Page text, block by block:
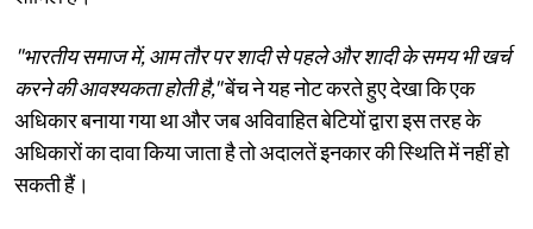
"भारतीय समाज में, आम तौर पर शादी से पहले और शादी के समय भी खर्च
करने की आवश्यकता होती है,"बेंच ने यह नोट करते हुए देखा कि एक
अधिकार बनाया गया था और जब अविवाहित बेटियों द्वारा इस तरह के
अधिकारों का दावा किया जाता है तो अदालतें इनकार की स्थिति में नहीं हो
सकती हैं।